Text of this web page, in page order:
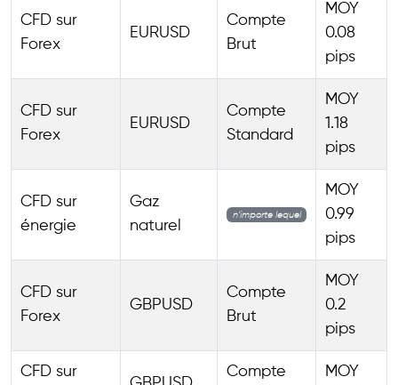
CFD sur
Forex
EURUSD
Compte
Brut
MOY
0.08
pips
CFD sur
Forex
EURUSD
Compte
Standard
MOY
1.18
pips
CFD sur
énergie
Gaz
naturel
n’importe lequel
MOY
0.99
pips
CFD sur
Forex
GBPUSD
Compte
Brut
MOY
0.2
pips
CFD sur
Compte
MOY